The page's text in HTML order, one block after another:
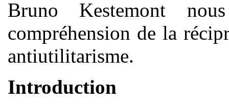
Bruno Kestemont
compréhension de la
antiutilitarisme.
Introduction